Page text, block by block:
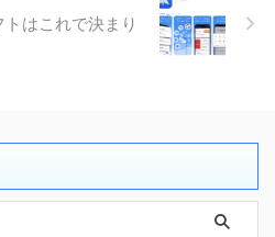
はこれで決まり